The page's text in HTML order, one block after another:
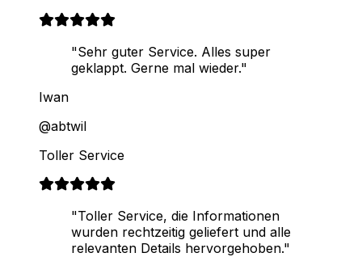
"Sehr guter Service. Alles super
geklappt. Gerne mal wieder."
Iwan
@abtwil
Toller Service
"Toller Service, die Informationen
wurden rechtzeitig geliefert und alle
relevanten Details hervorgehoben."